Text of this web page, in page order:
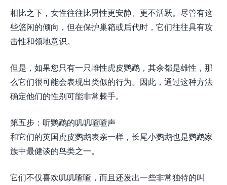
相比之下，女性往往比男性更安静、更不活跃。尽管有这
些悠闲的倾向，但在保护巢箱或后代时，它们往往具有攻
击性和领地意识。
但是，如果您只有一只雌性虎皮鹦鹉，其余都是雄性，那
么它们很可能会表现出类似的行为。因此，通过这种方法
确定他们的性别可能非常棘手。
第五步：听鹦鹉的叽叽喳喳声
和它们的英国虎皮鹦鹉表亲一样，长尾小鹦鹉也是鹦鹉家
族中最健谈的鸟类之一。
它们不仅喜欢叽叽喳喳，而且还发出一些非常独特的叫